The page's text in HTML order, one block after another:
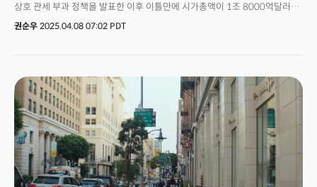
상호 관세 부과 정책을 발표한 이후 이틀만에 시가총액이 1조 8000억달러나
증발했습니다. 트럼프 당선을 앞두고 잇따라 우편향으로 돌아선
베이조스 재산도 235억달러가 줄었습니다. 업계에서는 "트럼프 취임식에
수백만 달러를 기부해놓고도 수조 원의 손실로 되돌아왔다"는 지적이
나옵니다. 빅테크 기업 중 하나인 애플도 손실을 입은 대표적인 기업 중
하나인데요. 주요 생산시설을 중국에 둔 탓에 관세 후폭풍에 직면할 것으로
예상됩니다. 7일(현지시간) 나인투파이브맥 등에 따르면 애플은 브라질의
아이폰 생산 시설을 확대하는 방안을 고려중인 것으로 알려졌는데요. 애플은
현재 중국에서 아이폰의 90%를 생산하고 있습니다. 이번 관세 정책에 따른
세율은 중국 제조 제품에 대해 54%가 부과될 전망입니다. 이 때문에 관세가
권순우 2025.04.08 07:02 PDT